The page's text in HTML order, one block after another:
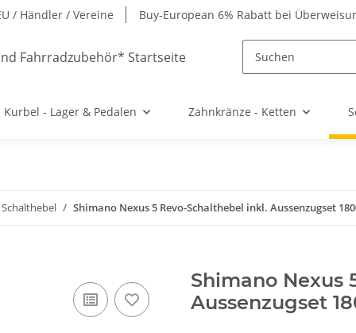
/ Händler / Vereine Buy-European 6% Rabatt bei
Kurbel - Lager & Pedalen Zahnkränze - Ketten
Shimano Nexus 5 Revo-Schalthebel inkl. Aussenzugset
Shimano Nexus
Aussenzugset